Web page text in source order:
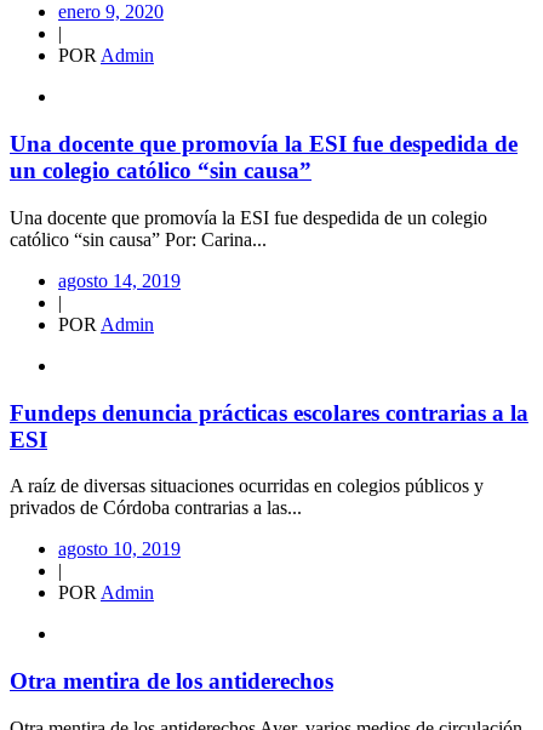
enero 9, 2020
|
PORAdmin
Una docente que promovía la ESI fue despedida de
un colegio católico “sin causa”
Una docente que promovía la ESI fue despedida de un colegio
católico “sin causa” Por: Carina...
agosto 14, 2019
|
POR Admin
Fundeps denuncia prácticas escolares contrarias a la
ESI
A raíz de diversas situaciones ocurridas en colegios públicos y
privados de Córdoba contrarias a las...
agosto 10, 2019
|
POR Admin
Otra mentira de los antiderechos